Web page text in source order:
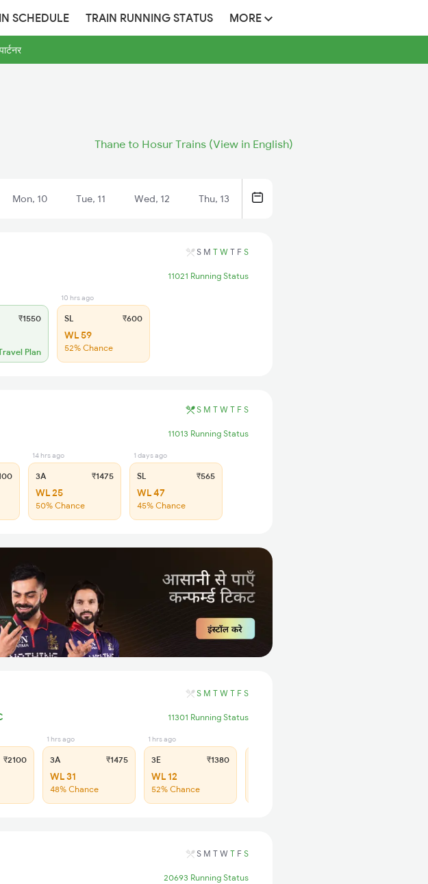
SCHEDULE TRAIN RUNNING STATUS MORE
Thane to Hosur Trains (View in English)
Mon, 10 Tue, 11 Wed, 12 Thu, 13
S M T W T F S
11021 Running Status
₹1550
Plan
10 hrs ago
SL ₹600
WL 59
52% Chance
S M T W T F S
11013 Running Status
14 hrs ago
3A ₹1475
WL 25
50% Chance
1 days ago
SL ₹565
WL 47
45% Chance
S M T W T F S
11301 Running Status
₹2100
1 hrs ago
3A ₹1475
WL 31
48% Chance
1 hrs ago
3E ₹1380
WL 12
52% Chance
S M T W T F S
20693 Running Status